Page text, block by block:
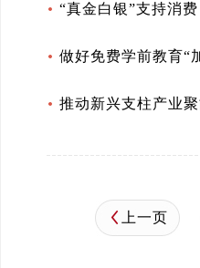
“真金白银”支持消
做好免费学前教育“
推动新兴支柱产业
上一页